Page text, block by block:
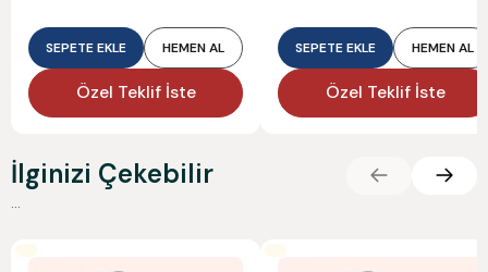
SEPETE EKLE HEMEN AL
Özel Teklif İste
SEPETE EKLE HEMEN AL
Özel Teklif İste
İlginizi Çekebilir
...